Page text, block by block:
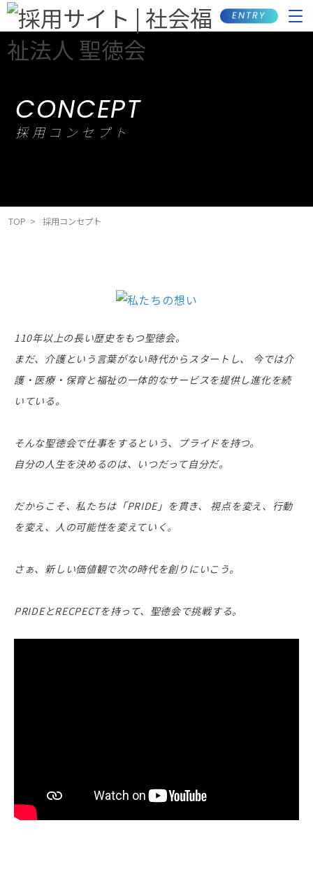
ENTRY
CONCEPT
採用コンセプト
TOP 採用コンセプト
110年以上の長い歴史をもつ聖徳会。
まだ、介護という言葉がない時代からスタートし、
今では介
護・医療・保育と福祉の一体的なサービスを提供し進化を続
いている。
そんな聖徳会で仕事をするという、プライドを持つ。
自分の人生を決めるのは、いつだって自分だ。
だからこそ、私たちは「PRIDE」を貫き、
視点を変え、行動
を変え、人の可能性を変えていく。
さぁ、新しい価値観で次の時代を創りにいこう。
PRIDEとRECPECTを持って、聖徳会で挑戦する。